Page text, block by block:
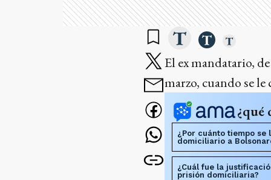
El ex mandatario,
marzo, cuando se
¿qué
¿Por cuánto tiempo
domiciliario a
¿Cuál fue la
prisión domiciliaria?